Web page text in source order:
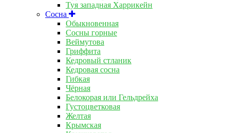
Туя западная Харрикейн
Сосна
Обыкновенная
Сосны горные
Веймутова
Гриффита
Кедровый стланик
Кедровая сосна
Гибкая
Чёрная
Белокорая или Гельдрейха
Густоцветковая
Желтая
Крымская